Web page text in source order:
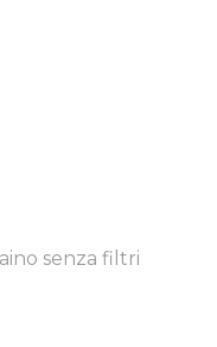
senza filtri